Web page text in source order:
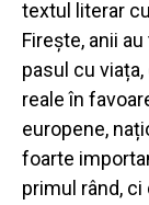
textul literar
Firește, anii
pasul cu
reale în
europene,
foarte
primul rând,